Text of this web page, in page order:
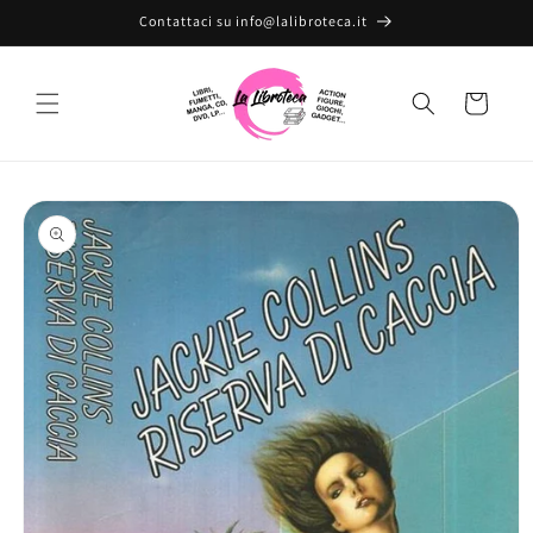
ai contenuti
Contattaci su info@lalibroteca.it
Carrello
Passa alle
informazioni
sul prodotto